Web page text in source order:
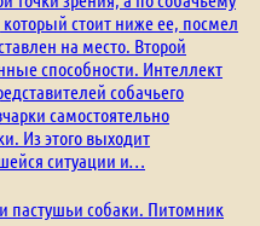
стоит ниже ее, посмел
на место. Второй
способности. Интеллект
собачьего
самостоятельно
Из этого выходит
ситуации и…
пастушьи собаки. Питомник